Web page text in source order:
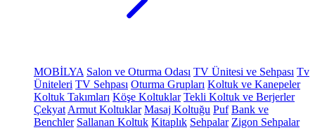
MOBİLYA Salon ve Oturma Odası TV Ünitesi ve Sehpası Tv
Üniteleri TV Sehpası Oturma Grupları Koltuk ve Kanepeler
Koltuk Takımları Köşe Koltuklar Tekli Koltuk ve Berjerler
Çekyat Armut Koltuklar Masaj Koltuğu Puf Bank ve
Benchler Sallanan Koltuk Kitaplık Sehpalar Zigon Sehpalar